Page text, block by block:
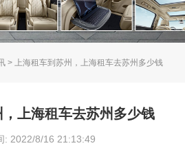
> 上海租车到苏州，上海租车去苏州多少钱
上海租车去苏州多少钱
: 2022/8/16 21:13:49